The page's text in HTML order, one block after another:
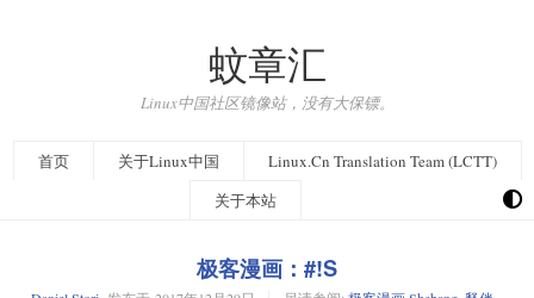
蚊章汇
Linux中国社区镜像站，没有大保镖。
首页 关于Linux中国
Linux.Cn Translation Team (LCTT)
关于本站
极客漫画：#!S